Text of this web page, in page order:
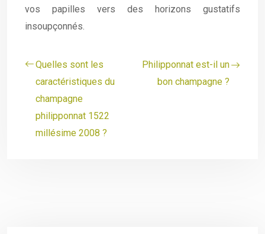
vos papilles vers des horizons gustatifs
insoupçonnés.
Quelles sont les
caractéristiques du
champagne
philipponnat 1522
millésime 2008 ?
Philipponnat est-il un
bon champagne ?